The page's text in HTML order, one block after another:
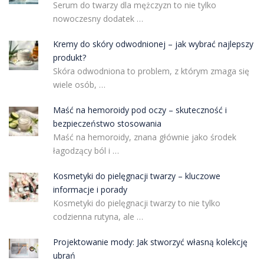
Serum do twarzy dla mężczyzn to nie tylko
nowoczesny dodatek …
Kremy do skóry odwodnionej – jak wybrać najlepszy
produkt?
Skóra odwodniona to problem, z którym zmaga się
wiele osób, …
Maść na hemoroidy pod oczy – skuteczność i
bezpieczeństwo stosowania
Maść na hemoroidy, znana głównie jako środek
łagodzący ból i …
Kosmetyki do pielęgnacji twarzy – kluczowe
informacje i porady
Kosmetyki do pielęgnacji twarzy to nie tylko
codzienna rutyna, ale …
Projektowanie mody: Jak stworzyć własną kolekcję
ubrań